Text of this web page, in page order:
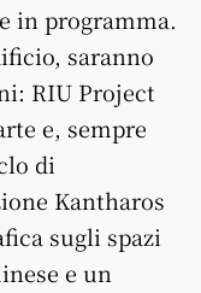
in programma.
saranno
RIU Project
e, sempre
di
Kantharos
sugli spazi
e un